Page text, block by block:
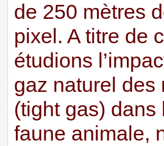
de 250 mètres
pixel. A titre de
étudions
gaz naturel des
(tight gas)
faune animale,